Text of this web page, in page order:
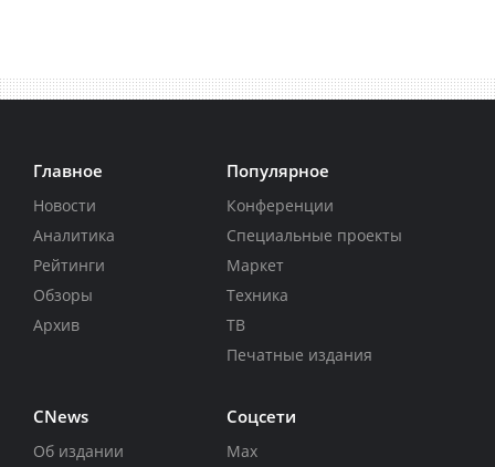
Главное
Новости
Аналитика
Рейтинги
Обзоры
Архив
Популярное
Конференции
Специальные проекты
Маркет
Техника
ТВ
Печатные издания
CNews
Об издании
Соцсети
Max